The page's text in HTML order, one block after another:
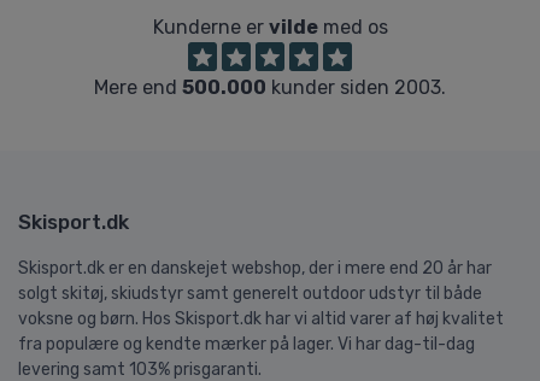
Kunderne er vildemed os
Mere end 500.000 kunder siden 2003.
Skisport.dk
Skisport.dk er en danskejet webshop, der i mere end 20 år har
solgt skitøj, skiudstyr samt generelt outdoor udstyr til både
voksne og børn. Hos Skisport.dk har vi altid varer af høj kvalitet
fra populære og kendte mærker på lager. Vi har dag-til-dag
levering samt 103% prisgaranti.